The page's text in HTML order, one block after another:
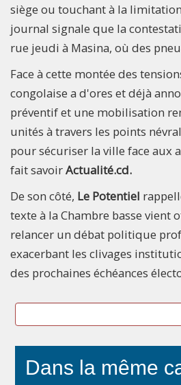
siège ou touchant à la
journal signale que la
rue jeudi à Masina, où des
Face à cette montée des
congolaise a d'ores et déjà
préventif et une mobilisation
unités à travers les points
pour sécuriser la ville face aux
fait savoirActualité.cd.
De son côté, Le Potentiel
texte à la Chambre basse vient
relancer un débat politique
exacerbant les clivages
des prochaines échéances
Dans la même